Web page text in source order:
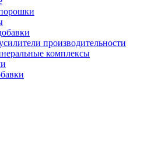
производительности
комплексы